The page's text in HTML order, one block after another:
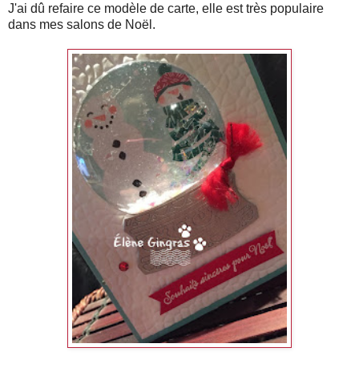
J'ai dû refaire ce modèle de carte, elle est très populaire
dans mes salons de Noël.